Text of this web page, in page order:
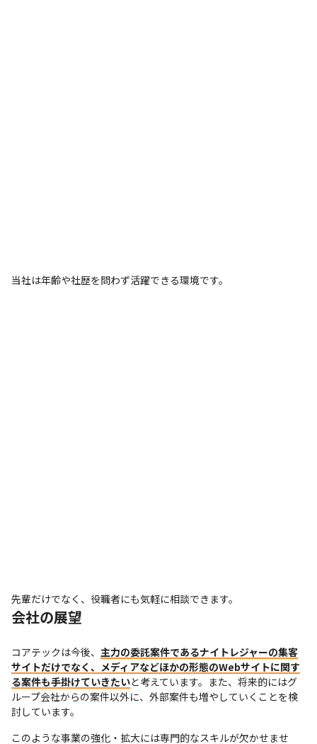
当社は年齢や社歴を問わず活躍できる環境です。
先輩だけでなく、役職者にも気軽に相談できます。
会社の展望
コアテックは今後、 主力の委託案件であるナイトレジャーの集客
サイトだけでなく、メディアなどほかの形態のWebサイトに関す
る案件も手掛けていきたいと考えています。また、将来的にはグ
ループ会社からの案件以外に、外部案件も増やしていくことを検
討しています。
このような事業の強化・拡大には専門的なスキルが欠かせませ